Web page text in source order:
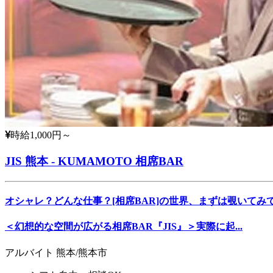
時給1,000円～
JIS 熊本 - KUMAMOTO 相席BAR
オシャレ？どんな仕事？[相席BAR]の世界、まずは覗いてみ
＜幻想的な空間が広がる相席BAR『JIS』＞実際に起...
アルバイト 熊本/熊本市